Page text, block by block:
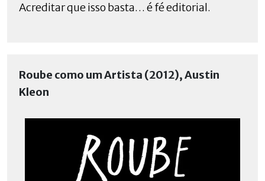
Acreditar que isso basta… é fé editorial.
Roube como um Artista (2012), Austin
Kleon